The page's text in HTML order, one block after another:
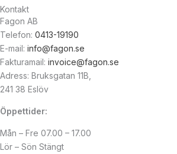
Kontakt
Fagon AB
Telefon: 0413-19190
E-mail: info@fagon.se
Fakturamail: invoice@fagon.se
Adress: Bruksgatan 11B,
241 38 Eslöv
Öppettider:
Mån – Fre 07.00 – 17.00
Lör – Sön Stängt